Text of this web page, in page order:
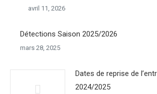
avril 11, 2026
Détections Saison 2025/2026
mars 28, 2025
Dates de reprise de
2024/2025